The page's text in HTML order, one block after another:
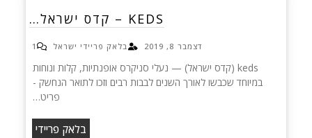
KEDS – קדס ישראל…
דצמבר 8, 2019 בלאק פריידי ישראל 1
keds (קדס ישראל) — נעלי סניקרס אופנתיות, קלות ונוחות
במיוחד שכבשו לאורך השנים לבבות רבים וזכו לתואר הנחשק -
פריט…
בלאק פריידי